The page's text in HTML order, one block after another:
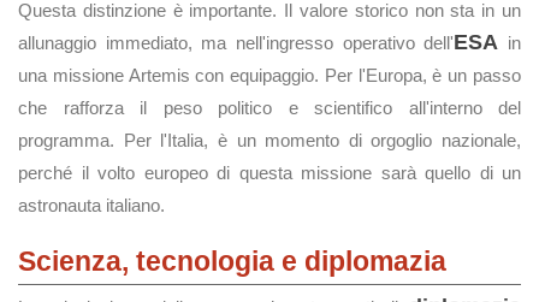
Questa distinzione è importante. Il valore storico non sta in un
allunaggio immediato, ma nell'ingresso operativo dell'ESA in
una missione Artemis con equipaggio. Per l'Europa, è un passo
che rafforza il peso politico e scientifico all'interno del
programma. Per l'Italia, è un momento di orgoglio nazionale,
perché il volto europeo di questa missione sarà quello di un
astronauta italiano.
Scienza, tecnologia e diplomazia